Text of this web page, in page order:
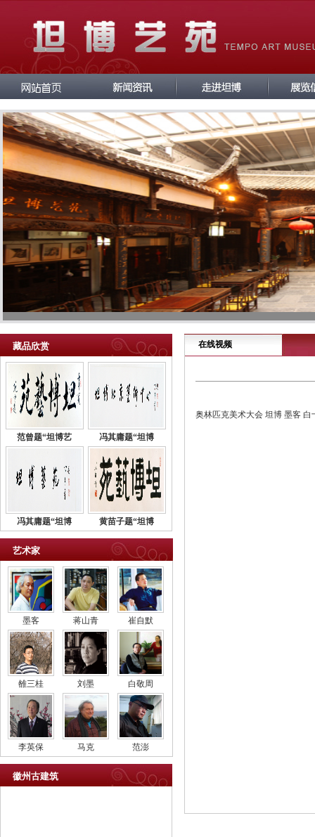
藏品欣赏
范曾题“坦博艺 冯其庸题“坦博
冯其庸题“坦博 黄苗子题“坦博
艺术家
墨客 蒋山青 崔自默
雒三桂 刘墨 白敬周
李英保 马克 范澎
徽州古建筑
在线视频
奥林匹克美术大会 坦博 墨客 白